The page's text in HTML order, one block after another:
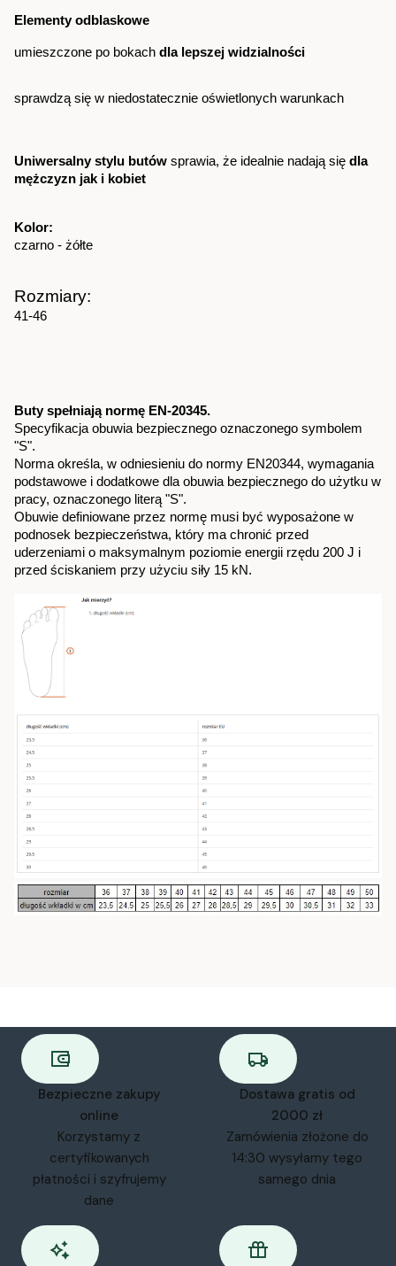
Elementy odblaskowe
umieszczone po bokach dla lepszej widzialności
sprawdzą się w niedostatecznie oświetlonych warunkach
Uniwersalny stylu butów sprawia, że idealnie nadają się dla
mężczyzn jak i kobiet
Kolor:
czarno - żółte
Rozmiary:
41-46
Buty spełniają normę EN-20345.
Specyfikacja obuwia bezpiecznego oznaczonego symbolem
"S".
Norma określa, w odniesieniu do normy EN20344, wymagania
podstawowe i dodatkowe dla obuwia bezpiecznego do użytku w
pracy, oznaczonego literą "S".
Obuwie definiowane przez normę musi być wyposażone w
podnosek bezpieczeństwa, który ma chronić przed
uderzeniami o maksymalnym poziomie energii rzędu 200 J i
przed ściskaniem przy użyciu siły 15 kN.
Bezpieczne zakupy
online
Korzystamy z
certyfikowanych
płatności i szyfrujemy
dane
Dostawa gratis od
2000 zł
Zamówienia złożone do
14:30 wysyłamy tego
samego dnia